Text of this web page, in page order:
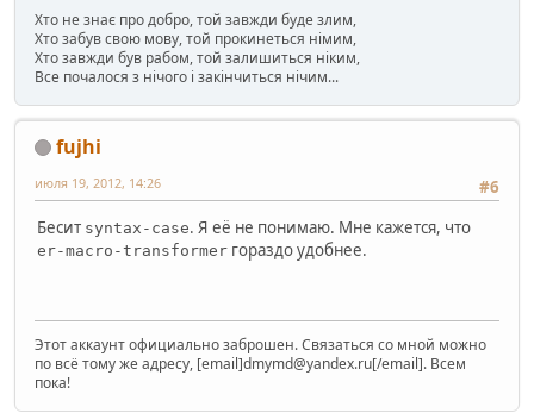
Хто не знає про добро, той завжди буде злим,
Хто забув свою мову, той прокинеться німим,
Хто завжди був рабом, той залишиться ніким,
Все почалося з нічого і закінчиться нічим...
fujhi
#6
июля 19, 2012, 14:26
Бесит syntax-case. Я её не понимаю. Мне кажется, что
er-macro-transformer гораздо удобнее.
Этот аккаунт официально заброшен. Связаться со мной можно
по всё тому же адресу, [email]dmymd@yandex.ru[/email]. Всем
пока!